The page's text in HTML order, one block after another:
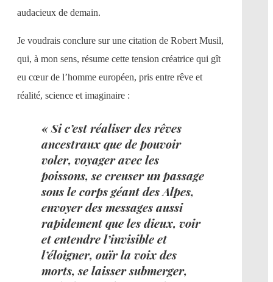
audacieux de demain.
Je voudrais conclure sur une citation de Robert Musil,
qui, à mon sens, résume cette tension créatrice qui gît
eu cœur de l’homme européen, pris entre rêve et
réalité, science et imaginaire :
« Si c’est réaliser des rêves
ancestraux que de pouvoir
voler, voyager avec les
poissons, se creuser un passage
sous le corps géant des Alpes,
envoyer des messages aussi
rapidement que les dieux, voir
et entendre l’invisible et
l’éloigner, ouïr la voix des
morts, se laisser submerger,